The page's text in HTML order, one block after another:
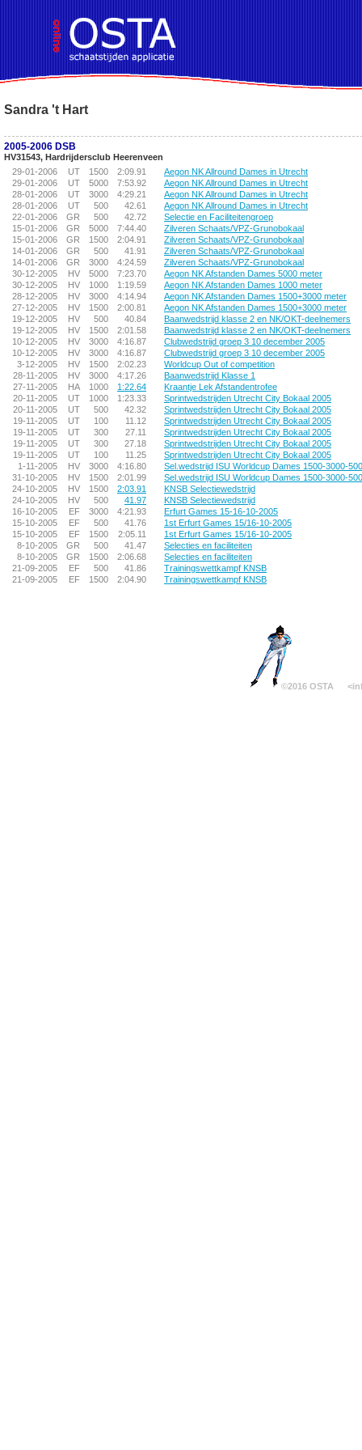
Sandra 't Hart
2005-2006 DSB
HV31543, Hardrijdersclub Heerenveen
29-01-2006
UT 1500 2:09.91
Aegon NK Allround Dames in Utrecht
29-01-2006
UT 5000 7:53.92
Aegon NK Allround Dames in Utrecht
28-01-2006
UT 3000 4:29.21
Aegon NK Allround Dames in Utrecht
28-01-2006
UT 500 42.61
Aegon NK Allround Dames in Utrecht
22-01-2006
GR 500 42.72
Selectie en Faciliteitengroep
15-01-2006
GR 5000 7:44.40
Zilveren Schaats/VPZ-Grunobokaal
15-01-2006
GR 1500 2:04.91
Zilveren Schaats/VPZ-Grunobokaal
14-01-2006
GR 500 41.91
Zilveren Schaats/VPZ-Grunobokaal
14-01-2006
GR 3000 4:24.59
Zilveren Schaats/VPZ-Grunobokaal
30-12-2005
HV 5000 7:23.70
Aegon NK Afstanden Dames 5000 meter
30-12-2005
HV 1000 1:19.59
Aegon NK Afstanden Dames 1000 meter
28-12-2005
HV 3000 4:14.94
Aegon NK Afstanden Dames 1500+3000 meter
27-12-2005
HV 1500 2:00.81
Aegon NK Afstanden Dames 1500+3000 meter
19-12-2005
HV 500 40.84
Baanwedstrijd klasse 2 en NK/OKT-deelnemers
19-12-2005
HV 1500 2:01.58
Baanwedstrijd klasse 2 en NK/OKT-deelnemers
10-12-2005
HV 3000 4:16.87
Clubwedstrijd groep 3 10 december 2005
10-12-2005
HV 3000 4:16.87
Clubwedstrijd groep 3 10 december 2005
3-12-2005
HV 1500 2:02.23
Worldcup Out of competition
28-11-2005
HV 3000 4:17.26
Baanwedstrijd Klasse 1
27-11-2005
HA 1000 1:22.64
Kraantje Lek Afstandentrofee
20-11-2005
UT 1000 1:23.33
Sprintwedstrijden Utrecht City Bokaal 2005
20-11-2005
UT 500 42.32
Sprintwedstrijden Utrecht City Bokaal 2005
19-11-2005
UT 100 11.12
Sprintwedstrijden Utrecht City Bokaal 2005
19-11-2005
UT 300 27.11
Sprintwedstrijden Utrecht City Bokaal 2005
19-11-2005
UT 300 27.18
Sprintwedstrijden Utrecht City Bokaal 2005
19-11-2005
UT 100 11.25
Sprintwedstrijden Utrecht City Bokaal 2005
1-11-2005
HV 3000 4:16.80
Sel.wedstrijd ISU Worldcup Dames 1500-3000-
31-10-2005
HV 1500 2:01.99
Sel.wedstrijd ISU Worldcup Dames 1500-3000-
24-10-2005
HV 1500 2:03.91
KNSB Selectiewedstrijd
24-10-2005
HV 500 41.97
KNSB Selectiewedstrijd
16-10-2005
EF 3000 4:21.93
Erfurt Games 15-16-10-2005
15-10-2005
EF 500 41.76
1st Erfurt Games 15/16-10-2005
15-10-2005
EF 1500 2:05.11
1st Erfurt Games 15/16-10-2005
8-10-2005
GR 500 41.47
Selecties en faciliteiten
8-10-2005
GR 1500 2:06.68
Selecties en faciliteiten
21-09-2005
EF 500 41.86
Trainingswettkampf KNSB
21-09-2005
EF 1500 2:04.90 Trainingswettkampf KNSB
©2016 OSTA